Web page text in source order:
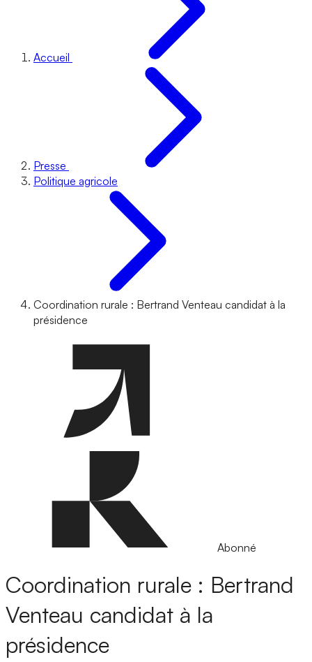
Accueil
Presse
Politique agricole
Coordination rurale : Bertrand Venteau candidat à la
présidence
Abonné
Coordination rurale : Bertrand
Venteau candidat à la
présidence